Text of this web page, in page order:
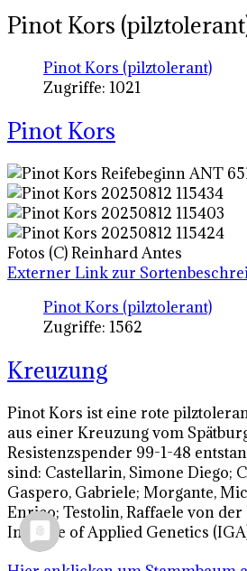
Pinot Kors
Pinot Kors (pilztolerant)
Zugriffe: 1021
Pinot Kors
Fotos (C) Reinhard Antes
Externer Link zur
Pinot Kors (pilztolerant)
Zugriffe: 1562
Kreuzung
Pinot Kors ist eine rote
aus einer Kreuzung vom
Resistenzspender 99-1-48
sind: Castellarin, Simone Diego;
Gaspero, Gabriele; Morgante,
Enrico; Testolin, Raffaele von
Institute of Applied Genetics